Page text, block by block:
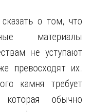
о том, что
материалы
не уступают
превосходят их.
камня требует
которая обычно